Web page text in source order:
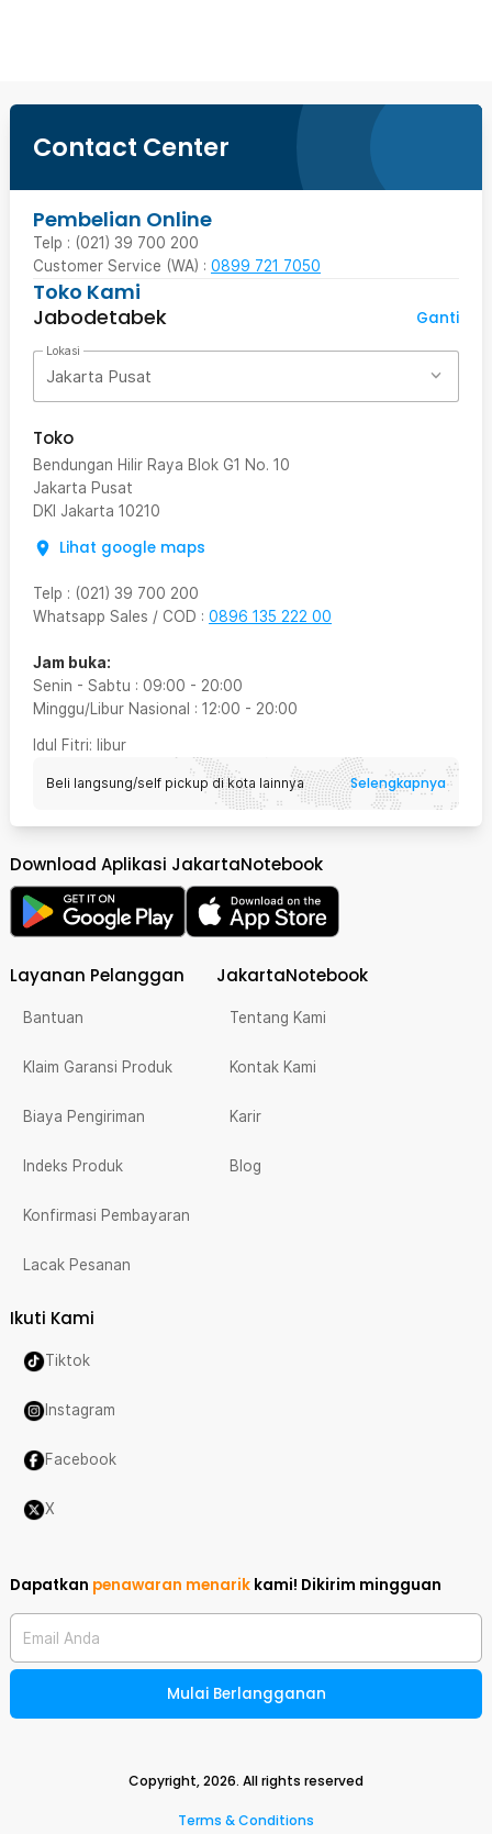
Contact Center
Pembelian Online
Telp : (021) 39 700 200
Customer Service (WA) : 0899 721 7050
Toko Kami
Jabodetabek
Ganti
Lokasi
Jakarta Pusat
Toko
Bendungan Hilir Raya Blok G1 No. 10
Jakarta Pusat
DKI Jakarta 10210
Lihat google maps
Telp : (021) 39 700 200
Whatsapp Sales / COD : 0896 135 222 00
Jam buka:
Senin - Sabtu : 09:00 - 20:00
Minggu/Libur Nasional : 12:00 - 20:00
Idul Fitri: libur
Beli langsung/self pickup di kota lainnya Selengkapnya
Download Aplikasi JakartaNotebook
Layanan Pelanggan
Bantuan
Klaim Garansi Produk
Biaya Pengiriman
Indeks Produk
Konfirmasi Pembayaran
Lacak Pesanan
JakartaNotebook
Tentang Kami
Kontak Kami
Karir
Blog
Ikuti Kami
Tiktok
Instagram
Facebook
X
Dapatkan penawaran menarik kami! Dikirim mingguan
Email Anda
Mulai Berlangganan
Copyright,2026. All rights reserved
Terms & Conditions